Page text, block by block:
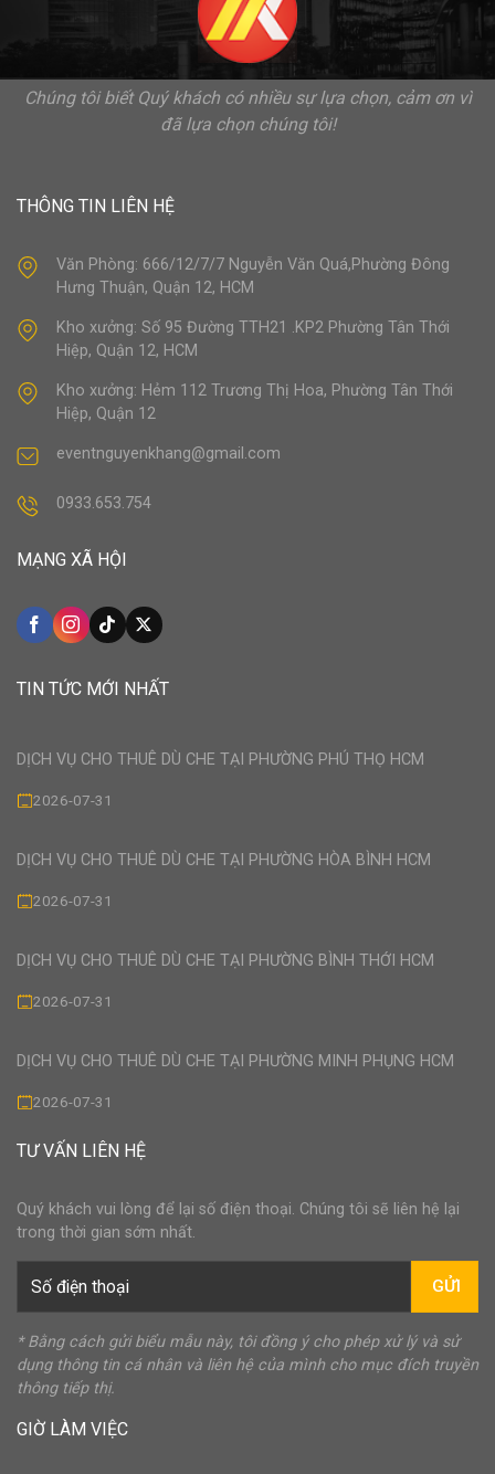
Chúng tôi biết Quý khách có nhiều sự lựa chọn, cảm ơn vì
đã lựa chọn chúng tôi!
THÔNG TIN LIÊN HỆ
Văn Phòng: 666/12/7/7 Nguyễn Văn Quá,Phường Đông
Hưng Thuận, Quận 12, HCM
Kho xưởng: Số 95 Đường TTH21 .KP2 Phường Tân Thới
Hiệp, Quận 12, HCM
Kho xưởng: Hẻm 112 Trương Thị Hoa, Phường Tân Thới
Hiệp, Quận 12
eventnguyenkhang@gmail.com
0933.653.754
MẠNG XÃ HỘI
TIN TỨC MỚI NHẤT
DỊCH VỤ CHO THUÊ DÙ CHE TẠI PHƯỜNG PHÚ THỌ HCM
2026-07-31
DỊCH VỤ CHO THUÊ DÙ CHE TẠI PHƯỜNG HÒA BÌNH HCM
2026-07-31
DỊCH VỤ CHO THUÊ DÙ CHE TẠI PHƯỜNG BÌNH THỚI HCM
2026-07-31
DỊCH VỤ CHO THUÊ DÙ CHE TẠI PHƯỜNG MINH PHỤNG HCM
2026-07-31
TƯ VẤN LIÊN HỆ
Quý khách vui lòng để lại số điện thoại. Chúng tôi sẽ liên hệ lại
trong thời gian sớm nhất.
GỬI
* Bằng cách gửi biểu mẫu này, tôi đồng ý cho phép xử lý và sử
dụng thông tin cá nhân và liên hệ của mình cho mục đích truyền
thông tiếp thị.
GIỜ LÀM VIỆC